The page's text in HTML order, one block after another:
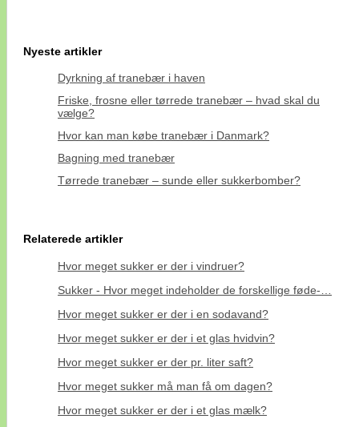
Nyeste artikler
Dyrkning af tranebær i haven
Friske, frosne eller tørrede tranebær – hvad skal du
vælge?
Hvor kan man købe tranebær i Danmark?
Bagning med tranebær
Tørrede tranebær – sunde eller sukkerbomber?
Relaterede artikler
Hvor meget sukker er der i vindruer?
Sukker - Hvor meget indeholder de forskellige føde-…
Hvor meget sukker er der i en sodavand?
Hvor meget sukker er der i et glas hvidvin?
Hvor meget sukker er der pr. liter saft?
Hvor meget sukker må man få om dagen?
Hvor meget sukker er der i et glas mælk?